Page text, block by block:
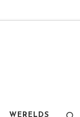
WERELDS